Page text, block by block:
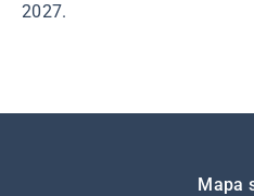
2027.
Mapa